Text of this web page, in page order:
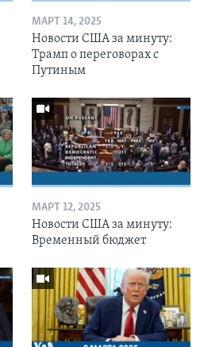
МАРТ 14, 2025
Новости США за минуту:
Трамп о переговорах с
Путиным
МАРТ 12, 2025
Новости США за минуту:
Временный бюджет